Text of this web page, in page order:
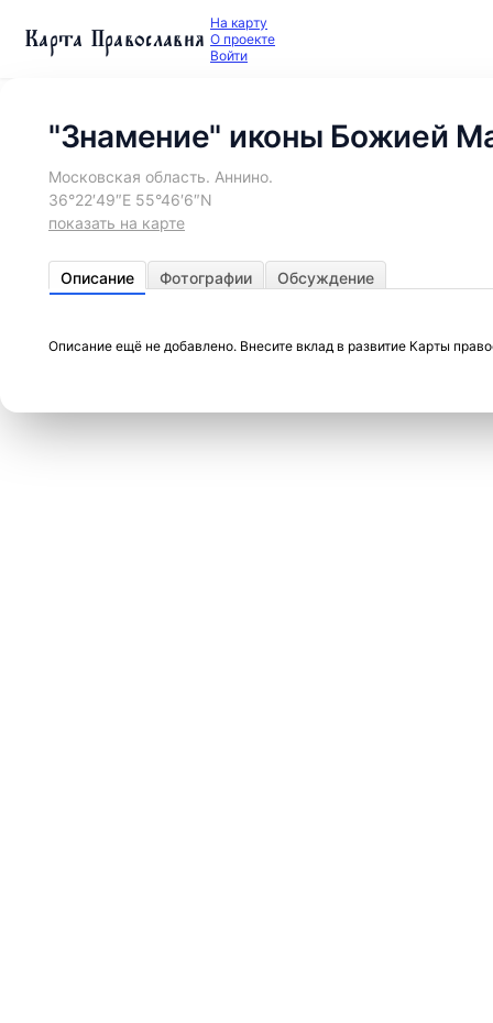
Карта Православия На карту
О проекте
Войти
"Знамение" иконы Божией
Московская область. Аннино.
36°22′49″E 55°46′6″N
показать на карте
Описание Фотографии Обсуждение
Описание ещё не добавлено. Внесите вклад в развитие Карты